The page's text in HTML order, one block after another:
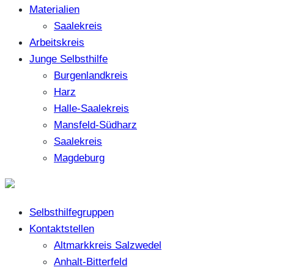
Materialien
Saalekreis
Arbeitskreis
Junge Selbsthilfe
Burgenlandkreis
Harz
Halle-Saalekreis
Mansfeld-Südharz
Saalekreis
Magdeburg
Selbsthilfegruppen
Kontaktstellen
Altmarkkreis Salzwedel
Anhalt-Bitterfeld